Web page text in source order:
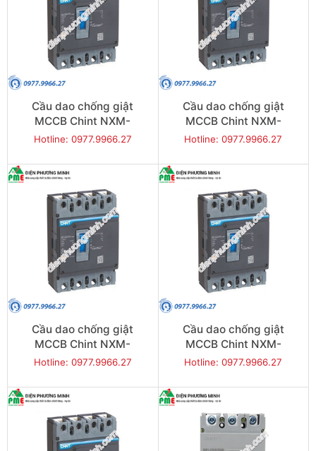
Cầu dao chống giật
MCCB Chint NXM-
630S/4300-630 50KA 4P
Hotline: 0977.9966.27
Cầu dao chống giật
MCCB Chint NXM-
800S/4300-800 50KA 4P
Hotline: 0977.9966.27
Cầu dao chống giật
MCCB Chint NXM-
1000S/4300-1000 50KA
Hotline: 0977.9966.27
Cầu dao chống giật
MCCB Chint NXM-
1600S/4300-1250 50KA
Hotline: 0977.9966.27